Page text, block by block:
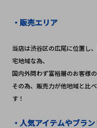
・販売エリア
当店は渋谷区の広尾に位置し
宅地域な為、
国内外問わず富裕層のお客様
その為、販売力が他地域と比
す！
・人気アイテムやブラ